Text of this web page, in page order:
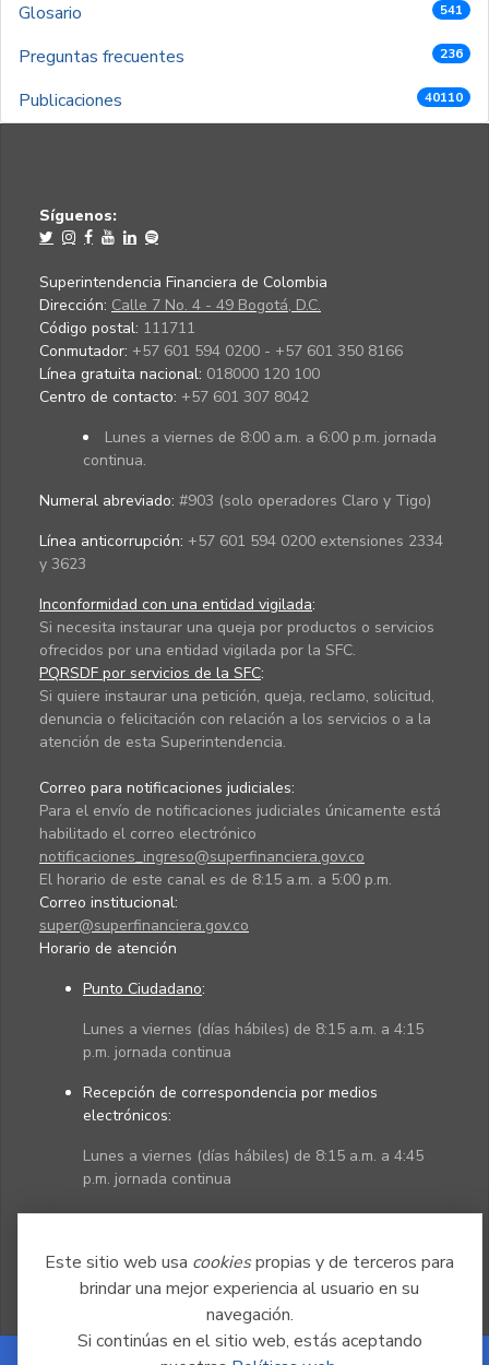
Este sitio web usa cookiespropias y de terceros para
brindar una mejor experiencia al usuario en su
navegación.
Si continúas en el sitio web, estás aceptando
Glosario 541
Preguntas frecuentes 236
Publicaciones 40110
Síguenos:
Superintendencia Financiera de Colombia
Dirección: Calle 7 No. 4 - 49 Bogotá, D.C.
Código postal: 111711
Conmutador: +57 601 594 0200 - +57 601 350 8166
Línea gratuita nacional: 018000 120 100
Centro de contacto: +57 601 307 8042
Lunes a viernes de 8:00 a.m. a 6:00 p.m. jornada
continua.
Numeral abreviado: #903 (solo operadores Claro y Tigo)
Línea anticorrupción: +57 601 594 0200 extensiones 2334
y 3623
Inconformidad con una entidad vigilada:
Si necesita instaurar una queja por productos o servicios
ofrecidos por una entidad vigilada por la SFC.
PQRSDF por servicios de la SFC:
Si quiere instaurar una petición, queja, reclamo, solicitud,
denuncia o felicitación con relación a los servicios o a la
atención de esta Superintendencia.
Correo para notificaciones judiciales:
Para el envío de notificaciones judiciales únicamente está
habilitado el correo electrónico
notificaciones_ingreso@superfinanciera.gov.co
El horario de este canal es de 8:15 a.m. a 5:00 p.m.
Correo institucional:
super@superfinanciera.gov.co
Horario de atención
Punto Ciudadano:
Lunes a viernes (días hábiles) de 8:15 a.m. a 4:15
p.m. jornada continua
Recepción de correspondencia por medios
electrónicos:
Lunes a viernes (días hábiles) de 8:15 a.m. a 4:45
p.m. jornada continua